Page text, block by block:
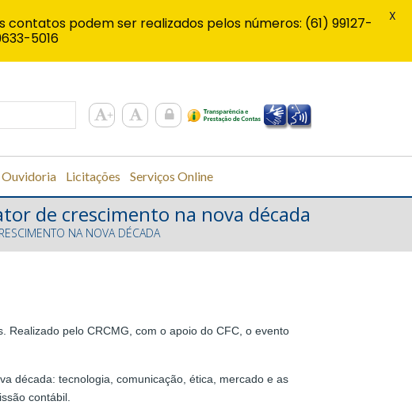
Ouvidoria Licitações Serviços Online
de crescimento na nova década
NA NOVA DÉCADA
Realizado pelo CRCMG, com o apoio do CFC, o evento
década: tecnologia, comunicação, ética, mercado e as
contábil.
podem ser realizados pelos números: (61) 99127-
5016
X